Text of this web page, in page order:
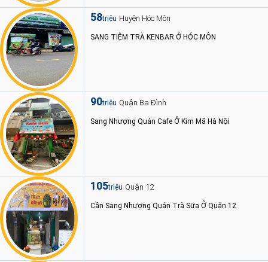
58triệu Huyện Hóc Môn
SANG TIỆM TRÀ KENBAR Ở HÓC MÔN
90triệu Quận Ba Đình
Sang Nhượng Quán Cafe Ở Kim Mã Hà Nội
105triệu Quận 12
Cần Sang Nhượng Quán Trà Sữa Ở Quận 12